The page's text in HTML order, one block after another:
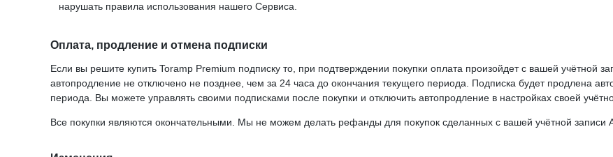
нарушать правила использования нашего Сервиса.
Оплата, продление и отмена подписки
Если вы решите купить Toramp Premium подписку то, при подтверждении покупки оплата произойдет с вашей учётной
автопродление не отключено не позднее, чем за 24 часа до окончания текущего периода. Подписка будет продлена
периода. Вы можете управлять своими подписками после покупки и отключить автопродление в настройках своей
Все покупки являются окончательными. Мы не можем делать рефанды для покупок сделанных с вашей учётной записи